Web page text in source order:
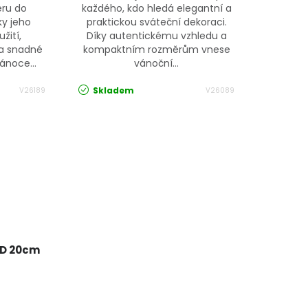
do
jeho
snadné
V26189
každého, kdo hledá elegantní a
praktickou sváteční dekoraci.
Díky autentickému vzhledu a
kompaktním rozměrům vnese
vánoční...
Skladem V26089
20cm